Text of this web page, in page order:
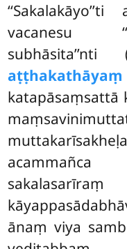
vacanesu
aṭṭhakathāyaṃ
katapāsaṃsattā
sakalasarīraṃ
ānaṃ viya